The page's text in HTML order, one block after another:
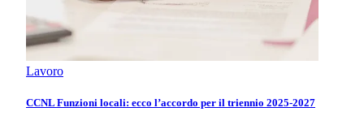
Lavoro
CCNL Funzioni locali: ecco l’accordo per il triennio 2025-2027